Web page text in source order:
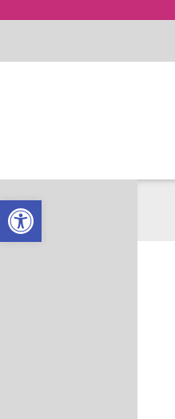
Ouvrir la barre d’outils